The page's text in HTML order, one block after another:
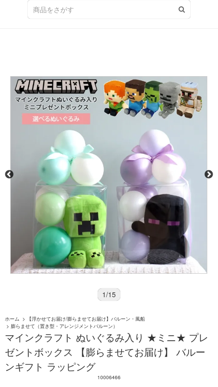
1/15
ホーム >
【浮かせてお届け/膨らませてお届け】バルーン・風船
> 膨らませて（置き型・アレンジメントバルーン）
マインクラフト ぬいぐるみ入り ★ミニ★ プレ
ゼントボックス 【膨らませてお届け】 バルー
ンギフト ラッピング
10006466